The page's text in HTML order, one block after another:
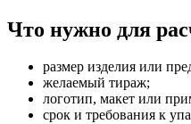
Что нужно для
размер изделия или
желаемый тираж;
логотип, макет или
срок и требования к